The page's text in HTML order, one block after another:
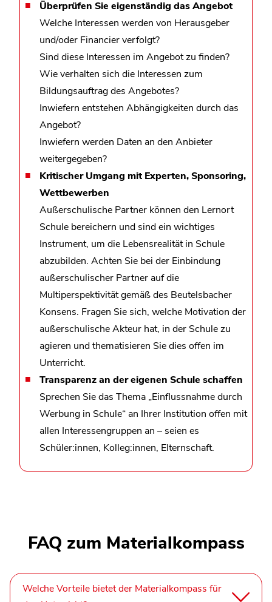
Überprüfen Sie eigenständig das Angebot
Welche Interessen werden von Herausgeber
und/oder Financier verfolgt?
Sind diese Interessen im Angebot zu finden?
Wie verhalten sich die Interessen zum
Bildungsauftrag des Angebotes?
Inwiefern entstehen Abhängigkeiten durch das
Angebot?
Inwiefern werden Daten an den Anbieter
weitergegeben?
Kritischer Umgang mit Experten, Sponsoring,
Wettbewerben
Außerschulische Partner können den Lernort
Schule bereichern und sind ein wichtiges
Instrument, um die Lebensrealität in Schule
abzubilden. Achten Sie bei der Einbindung
außerschulischer Partner auf die
Multiperspektivität gemäß des Beutelsbacher
Konsens. Fragen Sie sich, welche Motivation der
außerschulische Akteur hat, in der Schule zu
agieren und thematisieren Sie dies offen im
Unterricht.
Transparenz an der eigenen Schule schaffen
Sprechen Sie das Thema „Einflussnahme durch
Werbung in Schule“ an Ihrer Institution offen mit
allen Interessengruppen an – seien es
Schüler:innen, Kolleg:innen, Elternschaft.
FAQ zum Materialkompass
Welche Vorteile bietet der Materialkompass für